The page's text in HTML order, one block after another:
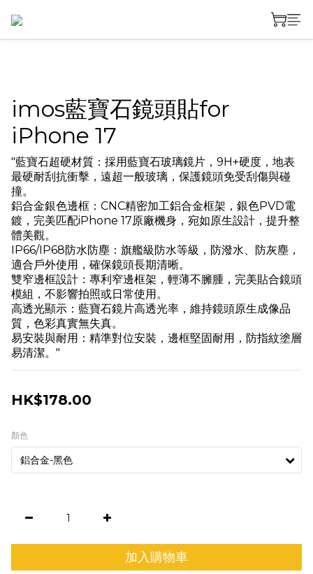
imos藍寶石鏡頭貼for
iPhone 17
"藍寶石超硬材質：採用藍寶石玻璃鏡片，9H+硬度，地表
最硬耐刮抗衝擊，遠超一般玻璃，保護鏡頭免受刮傷與碰
撞。
鋁合金銀色邊框：CNC精密加工鋁合金框架，銀色PVD電
鍍，完美匹配iPhone 17原廠機身，宛如原生設計，提升整
體美觀。
IP66/IP68防水防塵：旗艦級防水等級，防潑水、防灰塵，
適合戶外使用，確保鏡頭長期清晰。
雙窄邊框設計：專利窄邊框架，輕薄不臃腫，完美貼合鏡頭
模組，不影響拍照或日常使用。
高透光顯示：藍寶石鏡片高透光率，維持鏡頭原生成像品
質，色彩真實無失真。
易安裝與耐用：精準對位安裝，邊框堅固耐用，防指紋塗層
易清潔。"
HK$178.00
顏色
加入購物車